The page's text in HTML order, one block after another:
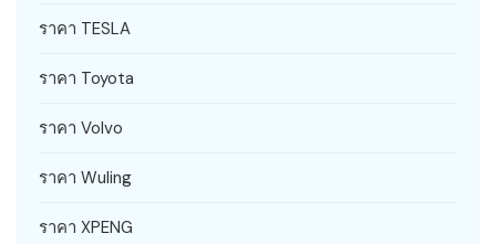
ราคา TESLA
ราคา Toyota
ราคา Volvo
ราคา Wuling
ราคา XPENG